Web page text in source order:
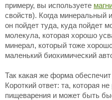
примеру, вы используете
свойств). Когда минеральный
он пойдет туда, куда пойдет
молекула, которая хорошо
минерал, который тоже
маленький биохимический
Так какая же форма
Короткий ответ: та, которая
пищеварения и может быть